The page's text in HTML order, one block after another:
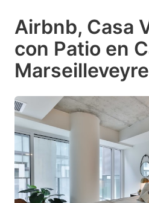
Airbnb, Casa
con Patio en
Marseilleveyre